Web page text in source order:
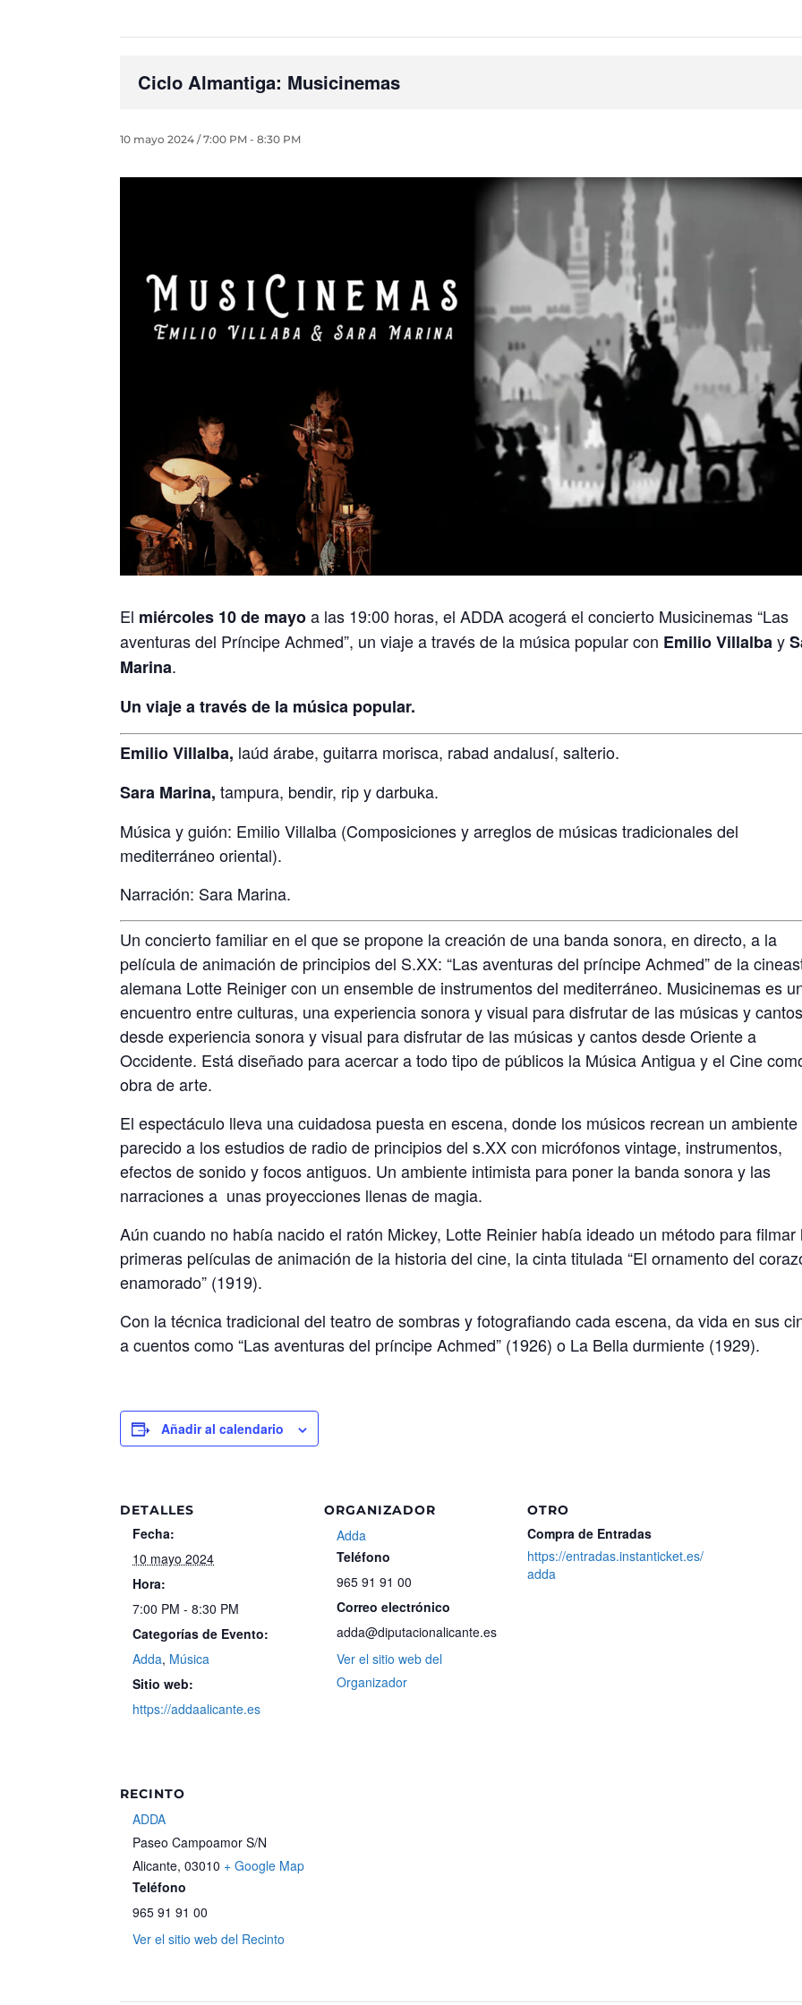
Ciclo Almantiga: Musicinemas
10 mayo 2024 / 7:00 PM -8:30 PM
El miércoles 10 de mayoa las 19:00 horas, el ADDA acogerá el concierto Musicinemas “Las
aventuras del Príncipe Achmed”, un viaje a través de la música popular con Emilio Villalbay
Marina.
Un viaje a través de la música popular.
Emilio Villalba, laúd árabe, guitarra morisca, rabad andalusí, salterio.
Sara Marina,tampura, bendir, rip y darbuka.
Música y guión: Emilio Villalba (Composiciones y arreglos de músicas tradicionales del
mediterráneo oriental).
Narración: Sara Marina.
Un concierto familiar en el que se propone la creación de una banda sonora, en directo, a la
película de animación de principios del S.XX: “Las aventuras del príncipe Achmed” de la
alemana Lotte Reiniger con un ensemble de instrumentos del mediterráneo. Musicinemas es
encuentro entre culturas, una experiencia sonora y visual para disfrutar de las músicas y cantos
desde experiencia sonora y visual para disfrutar de las músicas y cantos desde Oriente a
Occidente. Está diseñado para acercar a todo tipo de públicos la Música Antigua y el Cine
obra de arte.
El espectáculo lleva una cuidadosa puesta en escena, donde los músicos recrean un ambiente
parecido a los estudios de radio de principios del s.XX con micrófonos vintage, instrumentos,
efectos de sonido y focos antiguos. Un ambiente intimista para poner la banda sonora y las
narraciones a unas proyecciones llenas de magia.
Aún cuando no había nacido el ratón Mickey, Lotte Reinier había ideado un método para filmar
primeras películas de animación de la historia del cine, la cinta titulada “El ornamento del
enamorado” (1919).
Con la técnica tradicional del teatro de sombras y fotografiando cada escena, da vida en sus
a cuentos como “Las aventuras del príncipe Achmed” (1926) o La Bella durmiente (1929).
Añadir al calendario
DETALLES
Fecha:
10 mayo 2024
Hora:
7:00 PM - 8:30 PM
Categorías de Evento:
Adda, Música
Sitio web:
https://addaalicante.es
ORGANIZADOR
Adda
Teléfono
965 91 91 00
Correo electrónico
adda@diputacionalicante.es
Ver el sitio web del
Organizador
OTRO
Compra de Entradas
https://entradas.instanticket.es/
adda
RECINTO
ADDA
Paseo Campoamor S/N
Alicante, 03010 + Google Map
Teléfono
965 91 91 00
Ver el sitio web del Recinto